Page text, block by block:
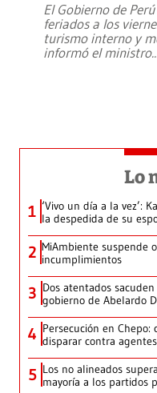
El Gobierno de
feriados a los
turismo interno y
informó el ministro
Lo
1 ‘Vivo un día a la vez’:
la despedida de su
2 MiAmbiente suspende
incumplimientos
3 Dos atentados
gobierno de Abelardo
4 Persecución en
disparar contra
5 Los no alineados
mayoría a los partidos